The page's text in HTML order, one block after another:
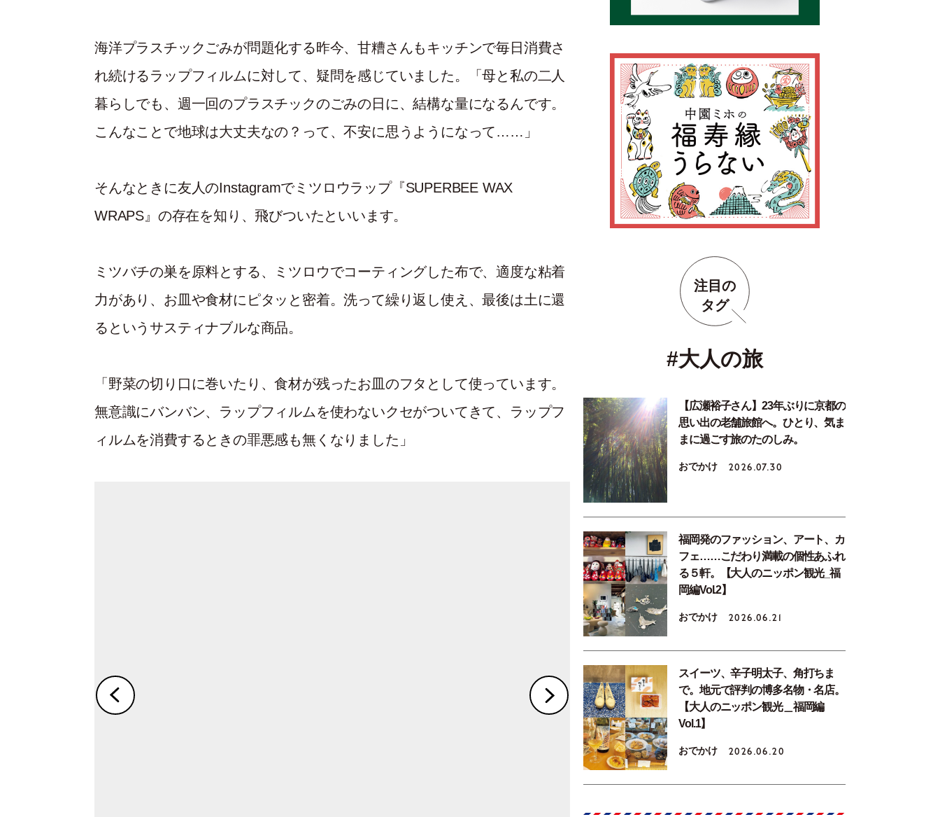
海洋プラスチックごみが問題化する昨今、甘糟さんもキッチンで毎日消費さ
れ続けるラップフィルムに対して、疑問を感じていました。「母と私の二人
暮らしでも、週一回のプラスチックのごみの日に、結構な量になるんです。
こんなことで地球は大丈夫なの？って、不安に思うようになって……」
そんなときに友人のInstagramでミツロウラップ『SUPERBEE WAX
WRAPS』の存在を知り、飛びついたといいます。
ミツバチの巣を原料とする、ミツロウでコーティングした布で、適度な粘着
力があり、お皿や食材にピタッと密着。洗って繰り返し使え、最後は土に還
るというサスティナブルな商品。
「野菜の切り口に巻いたり、食材が残ったお皿のフタとして使っています。
無意識にバンバン、ラップフィルムを使わないクセがついてきて、ラップフ
ィルムを消費するときの罪悪感も無くなりました」
注目の
タグ
#大人の旅
【広瀬裕子さん】23年ぶりに京都の
思い出の老舗旅館へ。ひとり、気ま
まに過ごす旅のたのしみ。
おでかけ 2026.07.30
福岡発のファッション、アート、カ
フェ……こだわり満載の個性あふれ
る５軒。【大人のニッポン観光_福
岡編Vol.2】
おでかけ 2026.06.21
スイーツ、辛子明太子、角打ちま
で。地元で評判の博多名物・名店。
【大人のニッポン観光＿福岡編
Vol.1】
おでかけ 2026.06.20